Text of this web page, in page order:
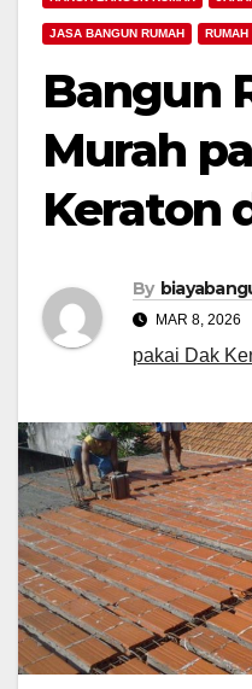
JASA BANGUN RUMAH RUMAH
Bangun
Murah
Keraton
By
MAR 8, 2026
pakai Dak